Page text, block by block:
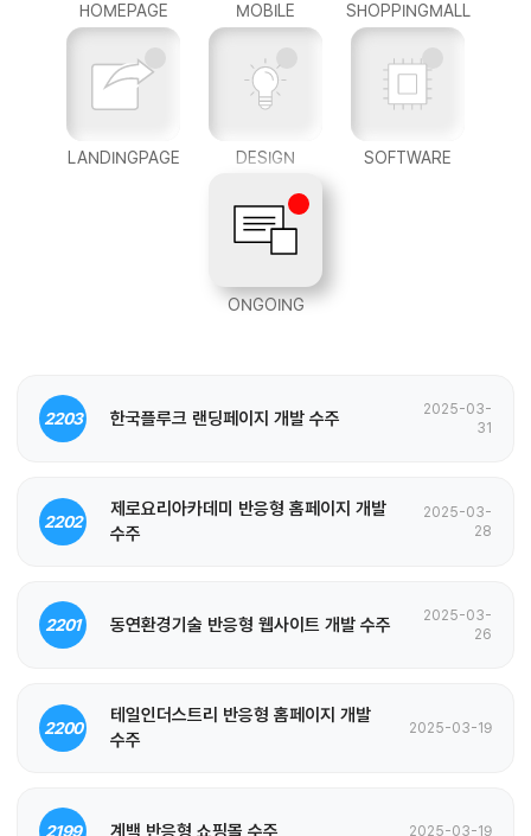
HOMEPAGE MOBILE SHOPPINGMALL
LANDINGPAGE DESIGN SOFTWARE
ONGOING
2203 한국플루크 랜딩페이지 개발 수주
2025-03-
31
2202
제로요리아카데미 반응형 홈페이지 개발
수주
2025-03-
28
2201 동연환경기술 반응형 웹사이트 개발 수주
2025-03-
26
2200
테일인더스트리 반응형 홈페이지 개발
수주
2025-03-19
2199 계백 반응형 쇼핑몰 수주 2025-03-19